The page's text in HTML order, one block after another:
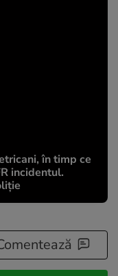
în timp ce
incidentul.